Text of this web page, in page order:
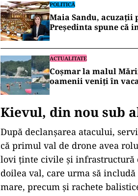
POLITICĂ
Maia Sandu, acuzații
Președinta spune că
ACTUALITATE
Coșmar la malul
oamenii veniți în
Kievul, din nou sub
După declanșarea atacului,
că primul val de drone avea
lovi ținte civile și infrastructură
doilea val, care urma să
mare, precum și rachete